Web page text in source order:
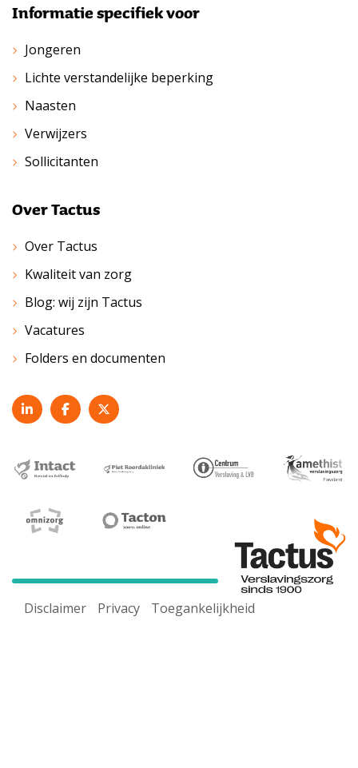
Informatie specifiek voor
Jongeren
Lichte verstandelijke beperking
Naasten
Verwijzers
Sollicitanten
Over Tactus
Over Tactus
Kwaliteit van zorg
Blog: wij zijn Tactus
Vacatures
Folders en documenten
Disclaimer Privacy Toegankelijkheid